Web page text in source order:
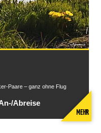
Paare – ganz ohne Flug
Abreise
MEHR